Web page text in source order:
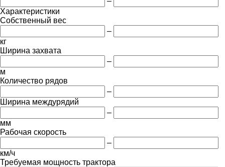
Характеристики
Собственный вес
–
кг
Ширина захвата
–
м
Количество рядов
–
Ширина междурядий
–
мм
Рабочая скорость
–
км/ч
Требуемая мощность трактора